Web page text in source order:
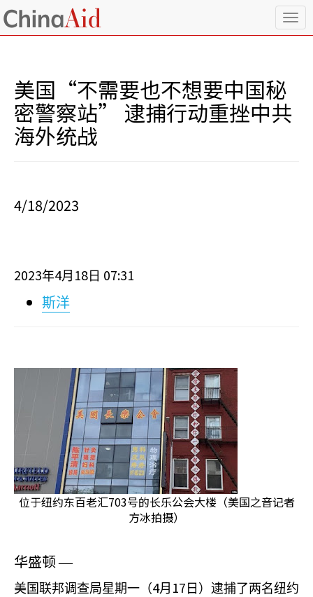
T
o
a
美国“不需要也不想要中国秘
密警察站” 逮捕行动重挫中共
海外统战
4/18/2023
2023年4月 18 日 07:31
斯洋
位于纽约东百老汇703号的长乐公会大楼（美国之音记者
方冰拍摄）
华盛顿 —
美国联邦调查局星期一（4月 17 日）逮捕了两名纽约